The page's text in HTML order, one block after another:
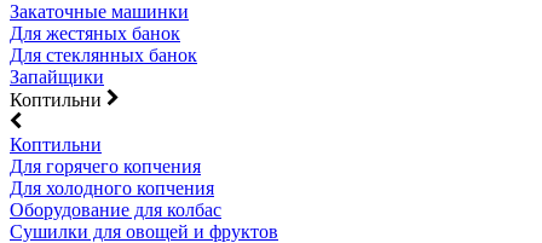
Закаточные машинки
Для жестяных банок
Для стеклянных банок
Запайщики
Коптильни
Коптильни
Для горячего копчения
Для холодного копчения
Оборудование для колбас
Сушилки для овощей и фруктов